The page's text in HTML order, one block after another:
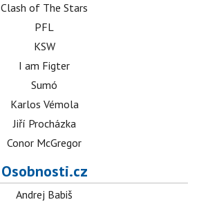
Clash of The Stars
PFL
KSW
I am Figter
Sumó
Karlos Vémola
Jiří Procházka
Conor McGregor
Osobnosti.cz
Andrej Babiš